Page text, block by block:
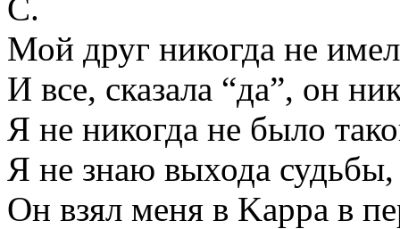
C.
Мой друг никогда не
И все, сказала “да”, он
Я не никогда не было
Я не знаю выхода
Он взял меня в Kappa в